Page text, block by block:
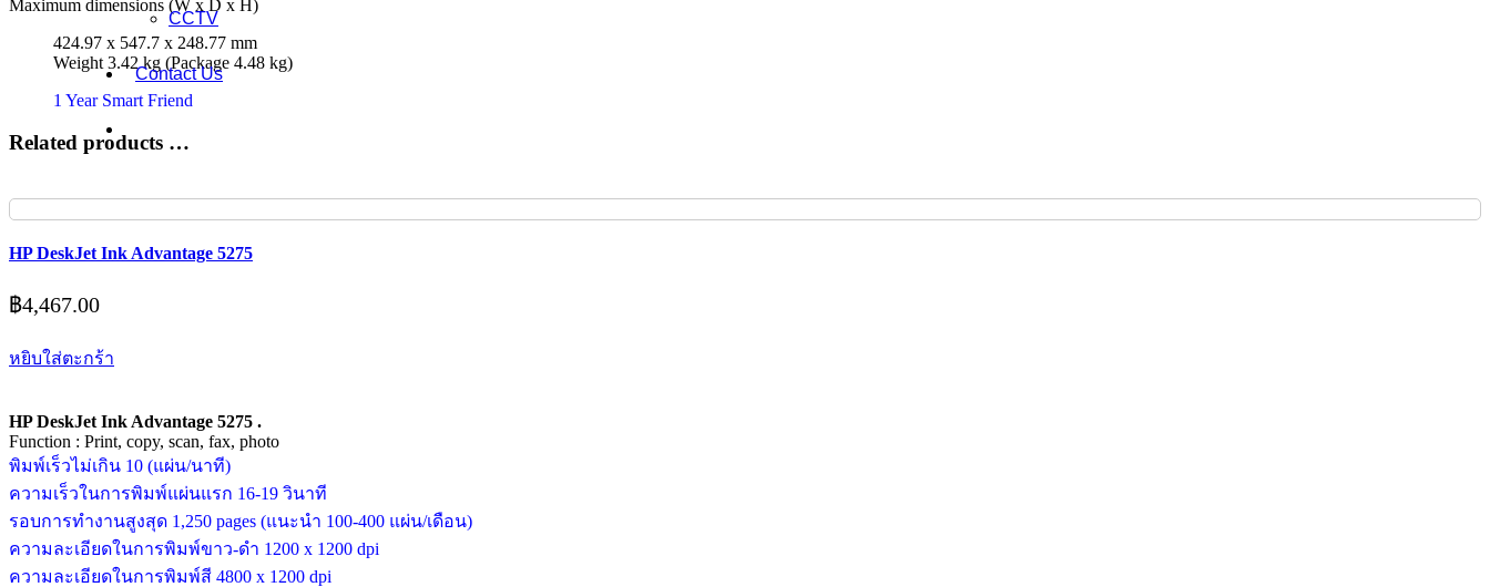
CCTV
Contact Us
Maximum dimensions (W x D x H)
424.97 x 547.7 x 248.77 mm
Weight 3.42 kg (Package 4.48 kg)
1 Year Smart Friend
Related products …
HP DeskJet Ink Advantage 5275
฿4,467.00
หยิบใส่ตะกร้า
HP DeskJet Ink Advantage 5275 .
Function : Print, copy, scan, fax, photo
พิมพ์เร็วไม่เกิน 10 (แผ่น/นาที)
ความเร็วในการพิมพ์แผ่นแรก 16-19 วินาที
รอบการทำงานสูงสุด 1,250 pages (แนะนำ 100-400 แผ่น/เดือน)
ความละเอียดในการพิมพ์ขาว-ดำ 1200 x 1200 dpi
ความละเอียดในการพิมพ์สี 4800 x 1200 dpi